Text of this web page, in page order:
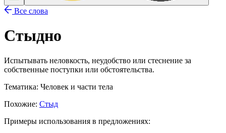
Все слова
Стыдно
Испытывать неловкость, неудобство или стеснение за
собственные поступки или обстоятельства.
Тематика: Человек и части тела
Похожие: Стыд
Примеры использования в предложениях: